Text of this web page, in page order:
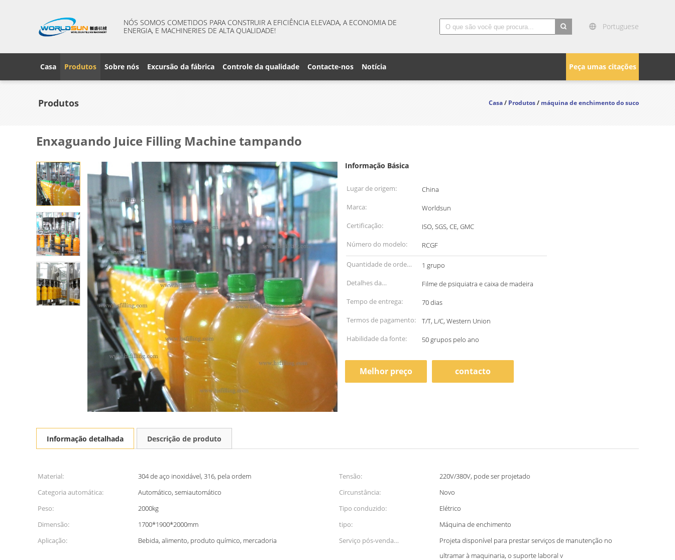
NÓS SOMOS COMETIDOS PARA CONSTRUIR A EFICIÊNCIA ELEVADA, A ECONOMIA DE
ENERGIA, E MACHINERIES DE ALTA QUALIDADE!
Portuguese
Peça umas citações
Casa Produtos Sobre nós Excursão da fábrica Controle da qualidade Contacte-nos Notícia
Produtos Casa/Produtos/máquina de enchimento do suco
Enxaguando Juice Filling Machine tampando
Informação Básica
Lugar de origem:
China
Marca:
Worldsun
Certificação:
ISO, SGS, CE, GMC
Número do modelo:
RCGF
Quantidade de ordem
mínima:
1 grupo
Detalhes da
embalagem:
Filme de psiquiatra e caixa de madeira
Tempo de entrega:
70 dias
Termos de pagamento:
T/T, L/C, Western Union
Habilidade da fonte:
50 grupos pelo ano
Melhor preço contacto
Informação detalhada Descrição de produto
Material: 304 de aço inoxidável, 316, pela ordem Tensão:
220V/380V, pode ser projetado
Categoria automática:
Automático, semiautomático Circunstância:
Novo
Peso:
2000kg Tipo conduzido:
Elétrico
Dimensão:
1700*1900*2000mm tipo:
Máquina de enchimento
Aplicação:
Bebida, alimento, produto químico, mercadoria
Serviço pós-venda
Projeta disponível para prestar serviços de manutenção no
ultramar à maquinaria, o suporte laboral v